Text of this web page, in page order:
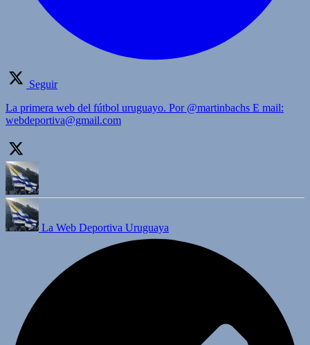
Seguir
La primera web del fútbol uruguayo. Por @martinbachs E mail:
webdeportiva@gmail.com
La Web Deportiva Uruguaya